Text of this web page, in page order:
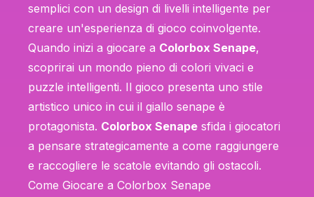
semplici con un design di livelli intelligente per
creare un'esperienza di gioco coinvolgente.
Quando inizi a giocare a Colorbox Senape,
scoprirai un mondo pieno di colori vivaci e
puzzle intelligenti. Il gioco presenta uno stile
artistico unico in cui il giallo senape è
protagonista. Colorbox Senape sfida i giocatori
a pensare strategicamente a come raggiungere
e raccogliere le scatole evitando gli ostacoli.
Come Giocare a Colorbox Senape